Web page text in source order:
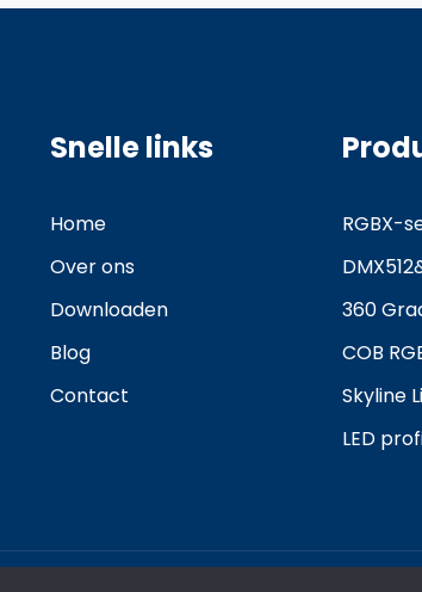
Snelle links
Home
Over ons
Downloaden
Blog
Contact
RGBX-
360
COB
Skyline
LED